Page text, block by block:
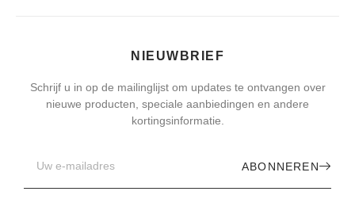
NIEUWBRIEF
Schrijf u in op de mailinglijst om updates te ontvangen over
nieuwe producten, speciale aanbiedingen en andere
kortingsinformatie.
ABONNEREN